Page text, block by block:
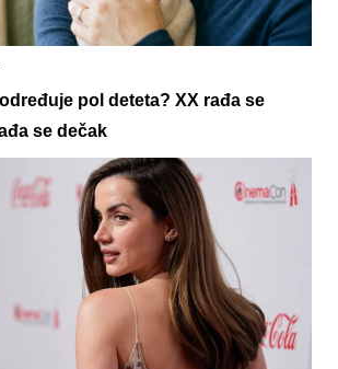
pol deteta? XX rađa se
se dečak